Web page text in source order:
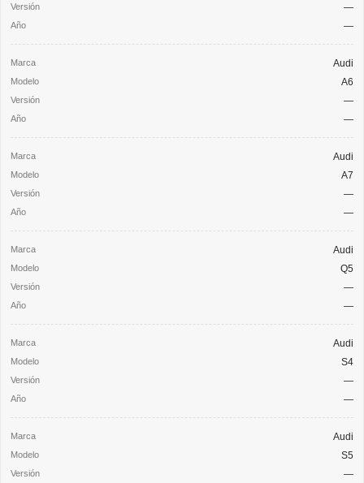
—
—
Audi
A6
—
—
Audi
A7
—
—
Audi
Q5
—
—
Audi
S4
—
—
Audi
S5
—